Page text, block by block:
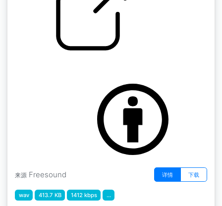
来源 Freesound 详情 下载
wav 413.7 KB 1412 kbps ...